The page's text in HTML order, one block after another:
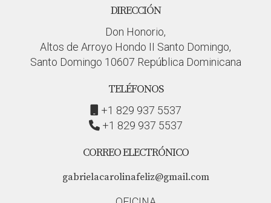
DIRECCIÓN
Don Honorio,
Altos de Arroyo Hondo II Santo Domingo,
Santo Domingo 10607 República Dominicana
TELÉFONOS
+1 829 937 5537
+1 829 937 5537
CORREO ELECTRÓNICO
gabrielacarolinafeliz@gmail.com